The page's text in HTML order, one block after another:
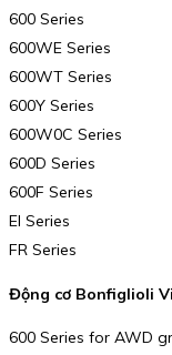
600 Series
600WE Series
600WT Series
600Y Series
600W0C Series
600D Series
600F Series
El Series
FR Series
Động cơ Bonfiglioli
600 Series for AWD